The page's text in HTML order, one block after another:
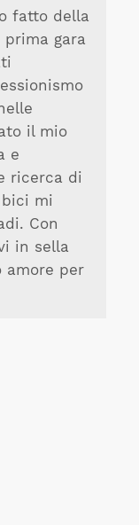
fatto della
gara
il mio
e
ricerca di
bici mi
Con
in sella
amore per